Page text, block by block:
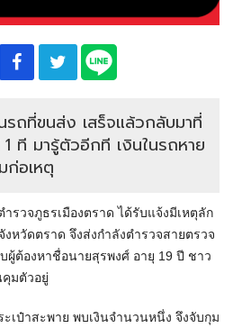
ถที่ขนส่ง เสร็จแล้วกลับมาที่
ที มารู้ตัวอีกที เงินในรถหาย
อเหตุ
รวจภูธรเมืองตราด ได้รับแจ้งมีเหตุลัก
หวัดตราด จึงส่งกำลังตำรวจสายตรวจ
ผู้ต้องหาชื่อนายสุรพงศ์ อายุ 19 ปี ชาว
มตัวอยู่
เป๋าสะพาย พบเงินจำนวนหนึ่ง จึงจับกุม